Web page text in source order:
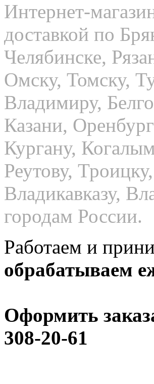
Интернет-
доставкой по
Челябинске,
Омску, Томску,
Владимиру,
Казани,
Кургану,
Реутову,
Владикавказу,
городам России.
Работаем и
обрабатываем
Оформить
308-20-61